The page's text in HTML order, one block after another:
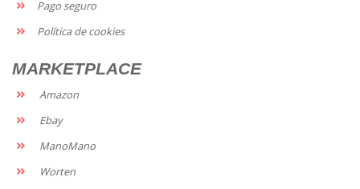
Pago seguro
Política de cookies
MARKETPLACE
Amazon
Ebay
ManoMano
Worten